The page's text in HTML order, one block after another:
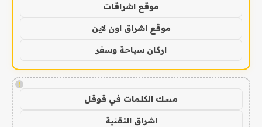
موقع اشراقات
موقع اشراق اون لاين
اركان سياحة وسفر
!
مسك الكلمات في قوقل
اشراق التقنية